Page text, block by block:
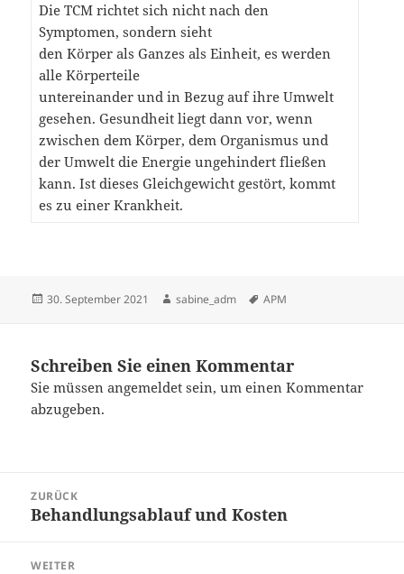
Die TCM richtet sich nicht nach den
Symptomen, sondern sieht
den Körper als Ganzes als Einheit, es werden
alle Körperteile
untereinander und in Bezug auf ihre Umwelt
gesehen. Gesundheit liegt dann vor, wenn
zwischen dem Körper, dem Organismus und
der Umwelt die Energie ungehindert fließen
kann. Ist dieses Gleichgewicht gestört, kommt
es zu einer Krankheit.
Veröffentlicht
30. September 2021 Autor
sabine_adm Schlagwörter
APM
Schreiben Sie einen Kommentar
Sie müssenangemeldet sein, um einen Kommentar
abzugeben.
ZURÜCK
Vorheriger
Behandlungsablauf und Kosten
WEITER